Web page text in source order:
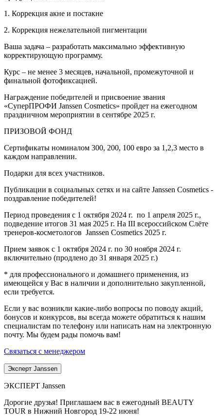
1. Коррекция акне и постакне
2. Коррекция нежелательной пигментации
Ваша задача – разработать максимально эффективную
корректирующую программу.
Курс – не менее 3 месяцев, начальной, промежуточной и
финальной фотофиксацией.
Награждение победителей и присвоение звания
«СуперПРОФИ Janssen Cosmetics» пройдет на ежегодном
праздничном мероприятии в сентябре 2025 г.
ПРИЗОВОЙ ФОНД
Сертификаты номиналом 300, 200, 100 евро за 1,2,3 место в
каждом направлении.
Подарки для всех участников.
Публикации в социальных сетях и на сайте Janssen Cosmetics -
поздравление победителей!
Период проведения с 1 октября 2024 г. по 1 апреля 2025 г.,
подведение итогов 31 мая 2025 г. На III всероссийском Слёте
тренеров-косметологов Janssen Cosmetics 2025 г.
Прием заявок с 1 октября 2024 г. по 30 ноября 2024 г.
включительно (продлено до 31 января 2025 г.)
* для профессионального и домашнего применения, из
имеющейся у Вас в наличии и дополнительно закупленной,
если требуется.
Если у вас возникли какие-либо вопросы по поводу акций,
бонусов и конкурсов, вы всегда можете обратиться к нашим
специалистам по телефону или написать нам на электронную
почту. Мы будем рады помочь вам!
Связаться с менеджером
Эксперт Janssen
ЭКСПЕРТ Janssen
Дорогие друзья! Приглашаем вас в ежегодный BEAUTY
TOUR в Нижний Новгород 19-22 июня!